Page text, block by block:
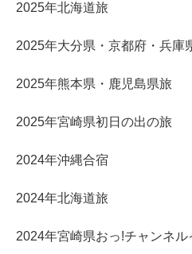
2025年北海道旅
2025年大分県・京都府・兵庫
2025年熊本県・鹿児島県旅
2025年宮崎県初日の出の旅
2024年沖縄合宿
2024年北海道旅
2024年宮崎県おっ!チャンネル